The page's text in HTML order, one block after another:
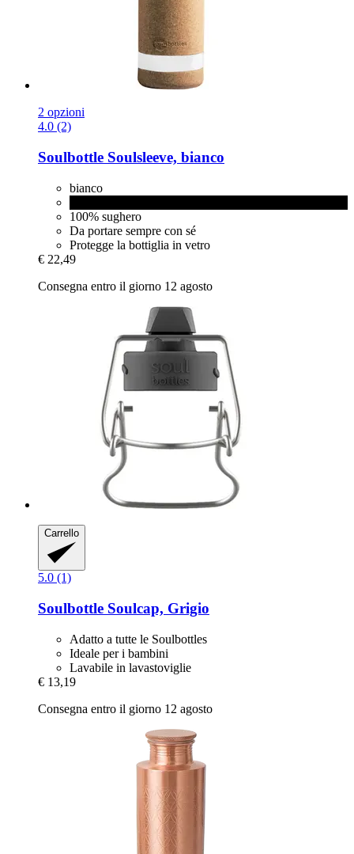
2 opzioni
4.0 (2)
Soulbottle Soulsleeve, bianco
bianco
100% sughero
Da portare sempre con sé
Protegge la bottiglia in vetro
€ 22,49
Consegna entro il giorno 12 agosto
Carrello
5.0 (1)
Soulbottle Soulcap, Grigio
Adatto a tutte le Soulbottles
Ideale per i bambini
Lavabile in lavastoviglie
€ 13,19
Consegna entro il giorno 12 agosto